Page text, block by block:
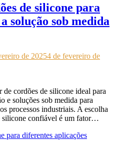
de silicone para
solução sob medida
de 20254 de fevereiro de
cordões de silicone ideal para
e soluções sob medida para
processos industriais. A escolha
silicone confiável é um fator…